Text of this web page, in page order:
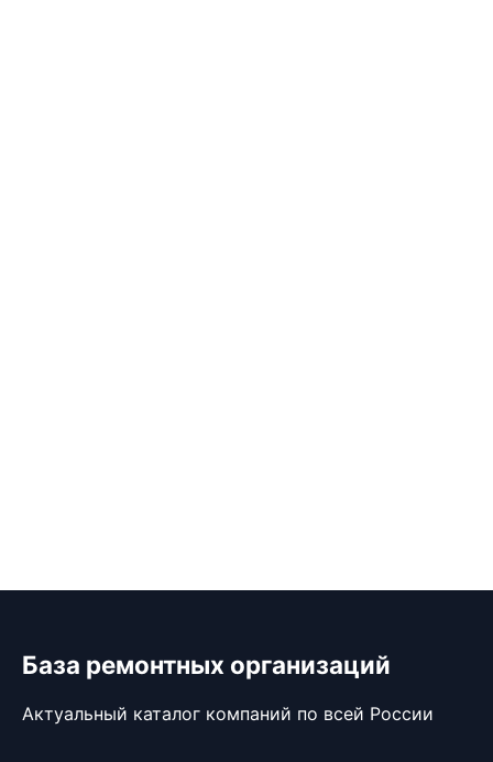
База ремонтных организаций
Актуальный каталог компаний по всей России